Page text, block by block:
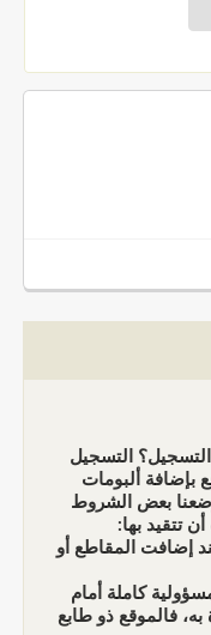
التسجيل
بإضافة ألبومات
بعض الشروط
تتقيد بها:
إضافت المقاطع أو
كاملة أمام
به، فالموقع ذو طابع